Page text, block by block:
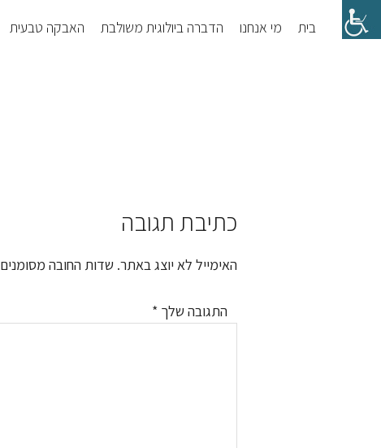
Skip
to
Skip
to
בית מי אנחנו הדברה ביולוגית משולבת האבקה טבעית
Reader
Interactions
כתיבת תגובה
האימייל לא יוצג באתר. שדות החובה מסומנים
התגובה שלך *